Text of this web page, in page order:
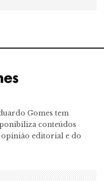
Gomes tem
conteúdos
opinião editorial e do